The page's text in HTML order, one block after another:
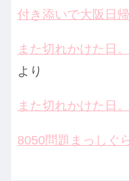
付き添いで大阪日
また切れかけた日
より
また切れかけた日
8050問題まっしぐ